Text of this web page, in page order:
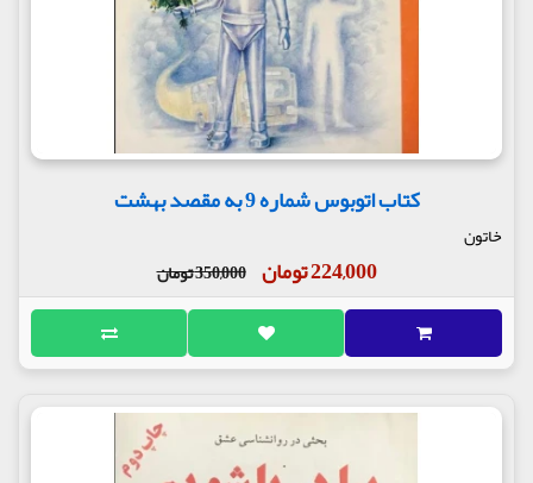
کتاب اتوبوس شماره 9 به مقصد بهشت
خاتون
224,000 تومان 350,000 تومان